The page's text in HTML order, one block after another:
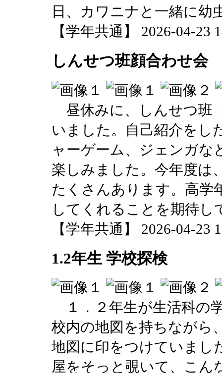
日、カワニナと一緒に幼
【学年共通】 2026-04-23
しんせつ班顔合わせ会
昼休みに、しんせつ班
いました。自己紹介をし
ャーゲーム、ジェンガな
楽しみました。今年度は
たくさんあります。高学
してくれることを期待し
【学年共通】 2026-04-23
1.2年生 学校探検
１．２年生が生活科の
校内の地図を持ちながら
地図に印をつけていまし
屋をそっと覗いて、こん